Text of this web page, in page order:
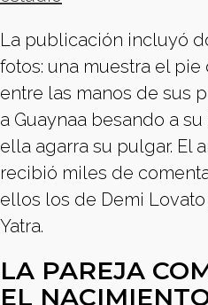
La publicación incluyó
fotos: una muestra el
entre las manos de sus
a Guaynaa besando a
ella agarra su pulgar. El
recibió miles de
ellos los de Demi Lovato
Yatra.
LA PAREJA
EL